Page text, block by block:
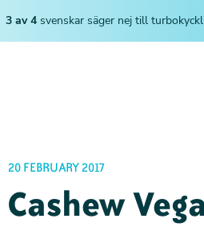
3 av 4 svenskar säger nej till
20 FEBRUARY 2017
Cashew